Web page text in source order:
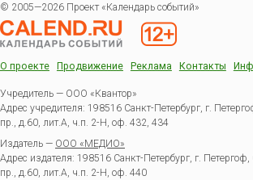
© 2005—2026 Проект «Календарь событий»
О проекте Продвижение Реклама Контакты
Учредитель — ООО «Квантор»
Адрес учредителя: 198516 Санкт-Петербург, г.
пр., д.60, лит.А, ч.п. 2-Н, оф. 432, 434
Издатель — ООО «МЕДИО»
Адрес издателя: 198516 Санкт-Петербург, г. Петергоф,
пр., д.60, лит.А, ч.п. 2-Н, оф. 440